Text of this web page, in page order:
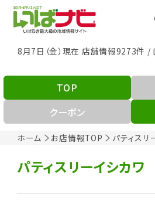
8月7日（金）現在 店舗情報9273件
ホーム お店情報TOP パティスリ
TOP
クーポン
パティスリーイシカワ